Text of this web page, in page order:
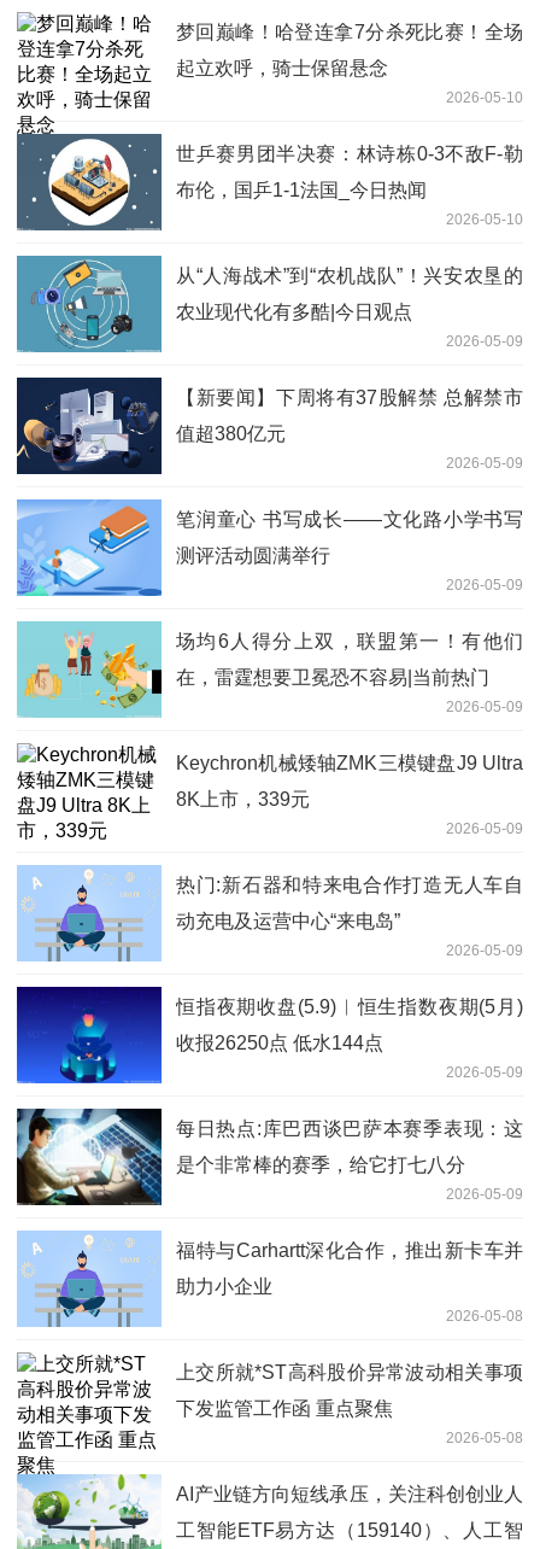
梦回巅峰！哈登连拿7分杀死比赛！全场
起立欢呼，骑士保留悬念
2026-05-10
世乒赛男团半决赛：林诗栋0-3不敌F-勒
布伦，国乒1-1法国_今日热闻
2026-05-10
从“人海战术”到“农机战队”！兴安农垦的
农业现代化有多酷|今日观点
2026-05-09
【新要闻】下周将有37股解禁 总解禁市
值超380亿元
2026-05-09
笔润童心 书写成长——文化路小学书写
测评活动圆满举行
2026-05-09
场均6人得分上双，联盟第一！有他们
在，雷霆想要卫冕恐不容易|当前热门
2026-05-09
Keychron机械矮轴ZMK三模键盘J9 Ultra
8K上市，339元
2026-05-09
热门:新石器和特来电合作打造无人车自
动充电及运营中心“来电岛”
2026-05-09
恒指夜期收盘(5.9)︱恒生指数夜期(5月)
收报26250点 低水144点
2026-05-09
每日热点:库巴西谈巴萨本赛季表现：这
是个非常棒的赛季，给它打七八分
2026-05-09
福特与Carhartt深化合作，推出新卡车并
助力小企业
2026-05-08
上交所就*ST高科股价异常波动相关事项
下发监管工作函 重点聚焦
2026-05-08
AI产业链方向短线承压，关注科创创业人
工智能ETF易方达（159140）、人工智